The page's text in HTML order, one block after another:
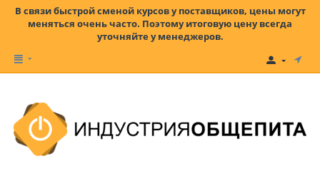
В связи быстрой сменой курсов у поставщиков, цены могут
меняться очень часто. Поэтому итоговую цену всегда
уточняйте у менеджеров.